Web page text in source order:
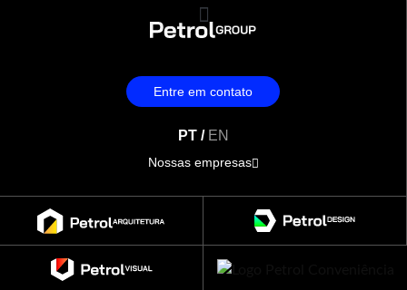
Entre em contato
PT / EN
Nossas empresas